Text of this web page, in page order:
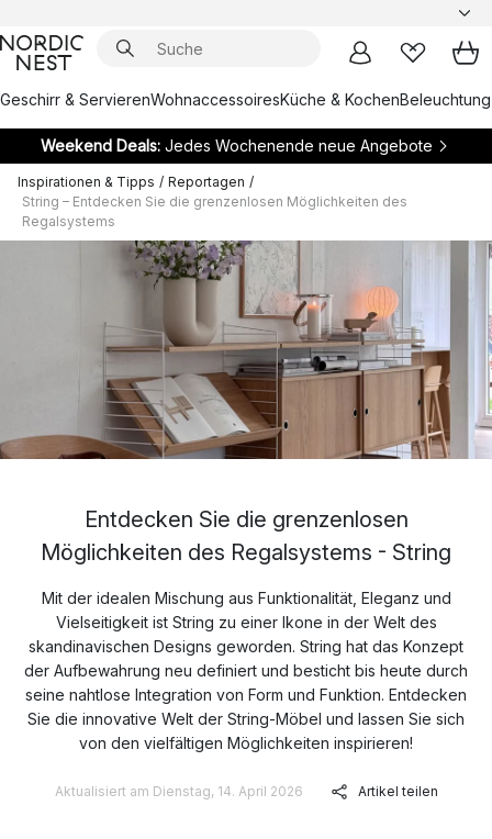
Geschirr & ServierenWohnaccessoiresKüche & KochenBeleuchtung
Weekend Deals:Jedes Wochenende neue Angebote
Inspirationen & Tipps / Reportagen /
String – Entdecken Sie die grenzenlosen Möglichkeiten des
Regalsystems
Entdecken Sie die grenzenlosen
Möglichkeiten des Regalsystems - String
Mit der idealen Mischung aus Funktionalität, Eleganz und
Vielseitigkeit ist String zu einer Ikone in der Welt des
skandinavischen Designs geworden. String hat das Konzept
der Aufbewahrung neu definiert und besticht bis heute durch
seine nahtlose Integration von Form und Funktion. Entdecken
Sie die innovative Welt der String-Möbel und lassen Sie sich
von den vielfältigen Möglichkeiten inspirieren!
Aktualisiert am Dienstag, 14. April 2026 Artikel teilen